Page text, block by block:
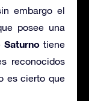
embargo el
posee una
Saturno tiene
reconocidos
es cierto que